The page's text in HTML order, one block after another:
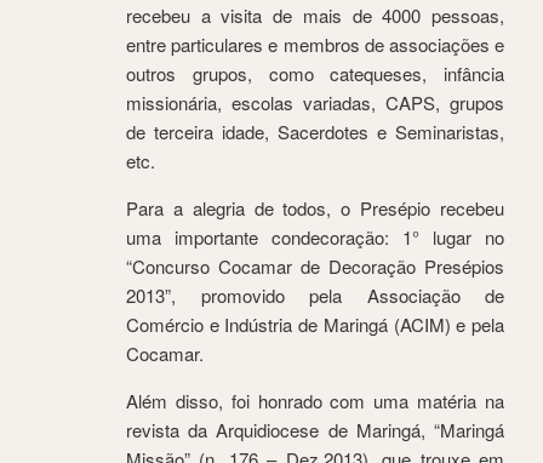
recebeu a visita de mais de 4000 pessoas,
entre particulares e membros de associações e
outros grupos, como catequeses, infância
missionária, escolas variadas, CAPS, grupos
de terceira idade, Sacerdotes e Seminaristas,
etc.
Para a alegria de todos, o Presépio recebeu
uma importante condecoração: 1° lugar no
“Concurso Cocamar de Decoração Presépios
2013”, promovido pela Associação de
Comércio e Indústria de Maringá (ACIM) e pela
Cocamar.
Além disso, foi honrado com uma matéria na
revista da Arquidiocese de Maringá, “Maringá